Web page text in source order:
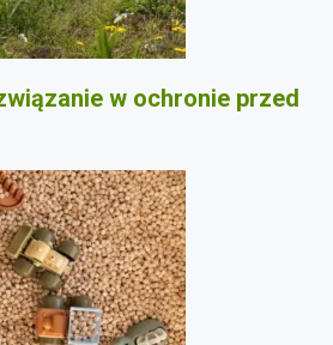
w ochronie przed